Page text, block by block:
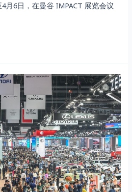
月6日，在曼谷 IMPACT 展览会议